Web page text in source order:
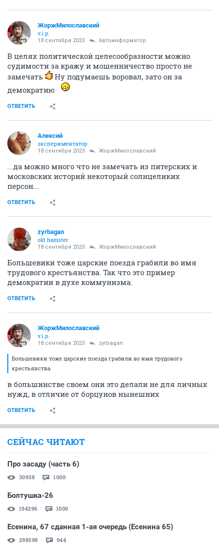
ЖоржМилославский
v.i.p.
18 сентября 2023 Автоинформатор
В целях политической целесообразности можно
судимости за кражу и мошенничество просто не
замечать
Ну подумаешь воровал, зато он за
демократию
ОТВЕТИТЬ
Алексий
экспериментатор
18 сентября 2023 ЖоржМилославский
...да можно много что не замечать из питерских и
московских историй некоторый солнцеликих
персон...
ОТВЕТИТЬ
zyrbagan
old hamster
18 сентября 2023 ЖоржМилославский
Большевики тоже царские поезда грабили во имя
трудового крестьянства. Так что это пример
демократии в духе коммунизма.
ОТВЕТИТЬ
ЖоржМилославский
v.i.p.
18 сентября 2023 zyrbagan
Большевики тоже царские поезда грабили во имя трудового
крестьянства.
в большинстве своем они это делали не для личных
нужд, в отличие от борцунов нынешних
ОТВЕТИТЬ
СЕЙЧАС ЧИТАЮТ
Про засаду (часть 6)
30938 1000
Болтушка-26
194296 1000
Есенина, 67 сданная 1-ая очередь (Есенина 65)
298598 944